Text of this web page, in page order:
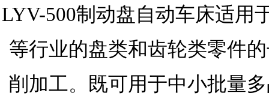
LYV-500制动盘自动车床适用
等行业的盘类和齿轮类零件
削加工。既可用于中小批量